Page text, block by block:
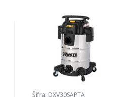
Šifra: DXV30SAPTA